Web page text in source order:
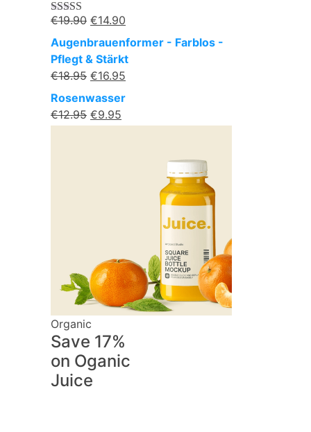
5
4.00oy
aldı
€19.90 €14.90
Augenbrauenformer - Farblos -
Pflegt & Stärkt
€18.95 €16.95
Rosenwasser
€12.95 €9.95
Organic
Save 17%
on Oganic
Juice